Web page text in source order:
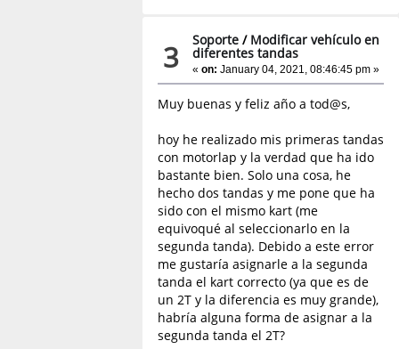
3 Soporte / Modificar vehículo en
diferentes tandas
«on: January 04, 2021, 08:46:45 pm »
Muy buenas y feliz año a tod@s,
hoy he realizado mis primeras tandas
con motorlap y la verdad que ha ido
bastante bien. Solo una cosa, he
hecho dos tandas y me pone que ha
sido con el mismo kart (me
equivoqué al seleccionarlo en la
segunda tanda). Debido a este error
me gustaría asignarle a la segunda
tanda el kart correcto (ya que es de
un 2T y la diferencia es muy grande),
habría alguna forma de asignar a la
segunda tanda el 2T?